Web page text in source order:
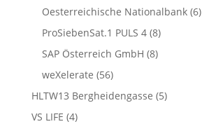
Oesterreichische Nationalbank(6)
ProSiebenSat.1 PULS 4(8)
SAP Österreich GmbH (8)
weXelerate (56)
HLTW13 Bergheidengasse (5)
VS LIFE (4)